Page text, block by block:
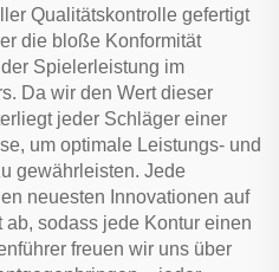
Qualitätskontrolle gefertigt
die bloße Konformität
Spielerleistung im
Da wir den Wert dieser
jeder Schläger einer
um optimale Leistungs- und
gewährleisten. Jede
neuesten Innovationen auf
sodass jede Kontur einen
freuen wir uns über